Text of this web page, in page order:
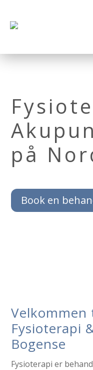
på
Book en
Velkommen
Fysioterapi
Bogense
Fysioterapi er